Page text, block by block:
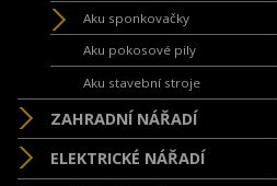
Aku sponkovačky
Aku pokosové pily
Aku stavební stroje
ZAHRADNÍ NÁŘADÍ
ELEKTRICKÉ NÁŘADÍ